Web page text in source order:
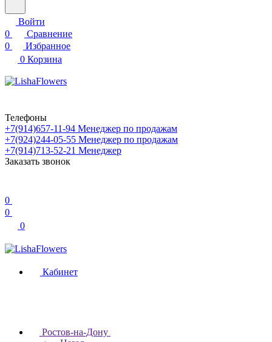
Войти
0
Сравнение
0
Избранное
0 Корзина
Телефоны
+7(914)657-11-94 Менеджер по продажам
+7(924)244-05-55 Менеджер по продажам
+7(914)713-52-21 Менеджер
Заказать звонок
0
0
0
Кабинет
Ростов-на-Дону